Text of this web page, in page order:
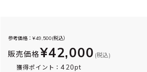
参考価格：¥49,500(税込）
販売価格¥42,000 (税込)
獲得ポイント：420pt